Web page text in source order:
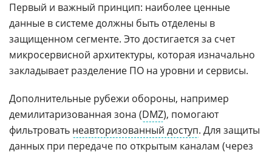
Первый и важный принцип: наиболее ценные
данные в системе должны быть отделены в
защищенном сегменте. Это достигается за счет
микросервисной архитектуры, которая изначально
закладывает разделение ПО на уровни и сервисы.
Дополнительные рубежи обороны, например
демилитаризованная зона (DMZ), помогают
фильтровать неавторизованный доступ. Для защиты
данных при передаче по открытым каналам (через